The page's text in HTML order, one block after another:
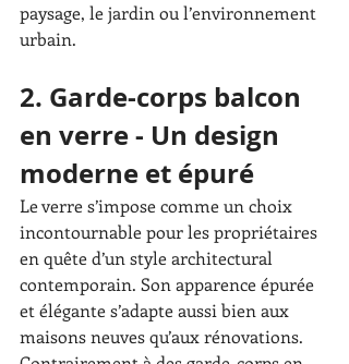
paysage, le jardin ou l’environnement
urbain.
2. Garde-corps balcon
en verre - Un design
moderne et épuré
Le verre s’impose comme un choix
incontournable pour les propriétaires
en quête d’un style architectural
contemporain. Son apparence épurée
et élégante s’adapte aussi bien aux
maisons neuves qu’aux rénovations.